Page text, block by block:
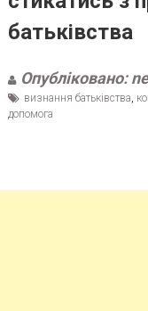
батьківства
Опубліковано:
визнання батьківства
допомога